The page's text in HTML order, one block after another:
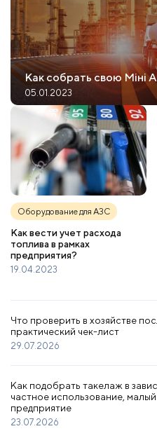
Как собрать свою Міні
05.01.2023
Оборудование для АЗС
Как вести учет расхода
топлива в рамках
предприятия?
19.04.2023
Что проверить в хозяйстве
практический чек-лист
29.07.2026
Как подобрать такелаж в
частное использование,
предприятие
23.07.2026